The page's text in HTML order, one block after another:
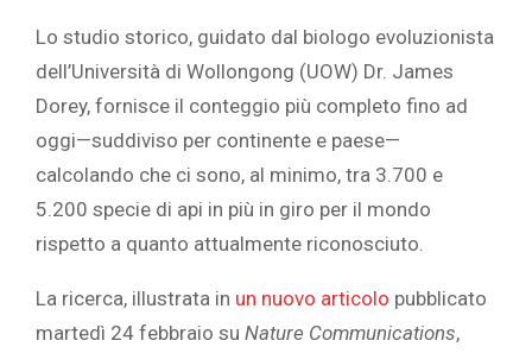
Lo studio storico, guidato dal biologo evoluzionista
dell’Università di Wollongong (UOW) Dr. James
Dorey, fornisce il conteggio più completo fino ad
oggi—suddiviso per continente e paese—
calcolando che ci sono, al minimo, tra 3.700 e
5.200 specie di api in più in giro per il mondo
rispetto a quanto attualmente riconosciuto.
La ricerca, illustrata in un nuovo articolo pubblicato
martedì 24 febbraio su Nature Communications,